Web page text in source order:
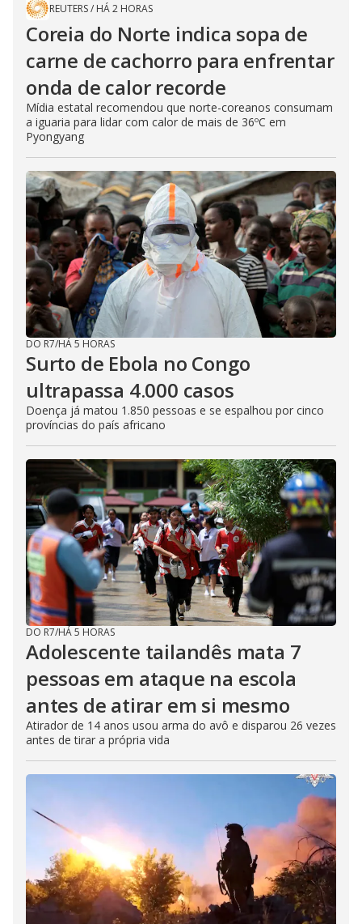
REUTERS/ HÁ 2 HORAS
Coreia do Norte indica sopa de
carne de cachorro para enfrentar
onda de calor recorde
Mídia estatal recomendou que norte-coreanos consumam
a iguaria para lidar com calor de mais de 36ºC em
Pyongyang
DO R7/HÁ 5 HORAS
Surto de Ebola no Congo
ultrapassa 4.000 casos
Doença já matou 1.850 pessoas e se espalhou por cinco
províncias do país africano
DO R7/HÁ 5 HORAS
Adolescente tailandês mata 7
pessoas em ataque na escola
antes de atirar em si mesmo
Atirador de 14 anos usou arma do avô e disparou 26 vezes
antes de tirar a própria vida